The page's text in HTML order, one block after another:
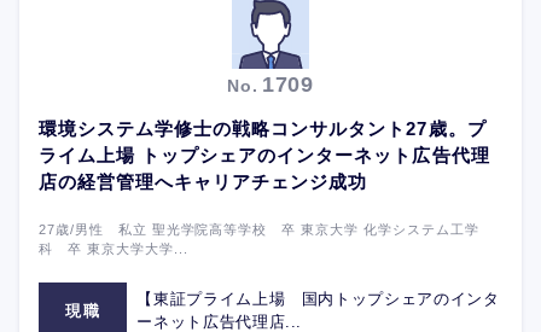
No. 1709
環境システム学修士の戦略コンサルタント27歳。プ
ライム上場 トップシェアのインターネット広告代理
店の経営管理へキャリアチェンジ成功
27歳/男性 私立 聖光学院高等学校 卒 東京大学 化学システム工学
科 卒 東京大学大学...
現職
【東証プライム上場 国内トップシェアのインタ
ーネット広告代理店...